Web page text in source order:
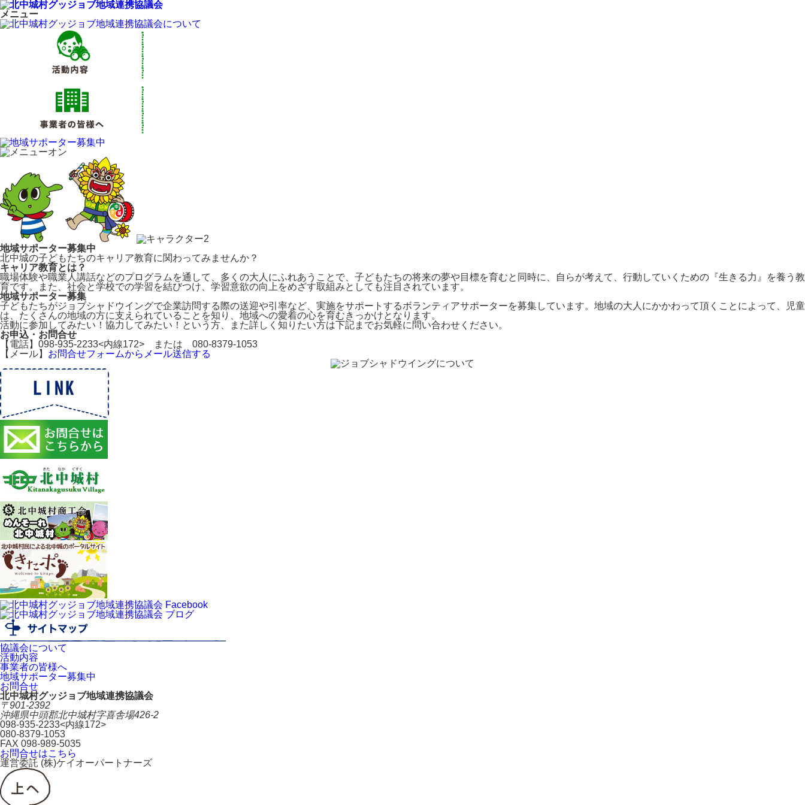
メニュー
地域サポーター募集中
北中城の子どもたちのキャリア教育に関わってみませんか？
キャリア教育とは？
職場体験や職業人講話などのプログラムを通して、多くの大人にふれあうことで、子どもたちの将来の夢や目標を育むと同時に、自らが考えて、行動していくための『生きる力』を養う教
育です。また、社会と学校での学習を結びつけ、学習意欲の向上をめざす取組みとしても注目されています。
地域サポーター募集
子どもたちがジョブシャドウイングで企業訪問する際の送迎や引率など、実施をサポートするボランティアサポーターを募集しています。地域の大人にかかわって頂くことによって、児童
は、たくさんの地域の方に支えられていることを知り、地域への愛着の心を育むきっかけとなります。
活動に参加してみたい！協力してみたい！という方、また詳しく知りたい方は下記までお気軽に問い合わせください。
お申込・お問合せ
【電話】 098-935-2233<内線172> または 080-8379-1053
【メール】 お問合せフォームからメール送信する
協議会について
活動内容
事業者の皆様へ
地域サポーター募集中
お問合せ
北中城村グッジョブ地域連携協議会
〒901-2392
沖縄県中頭郡北中城村字喜舎場426-2
098-935-2233<内線172>
080-8379-1053
FAX 098-989-5035
お問合せはこちら
運営委託 (株)ケイオーパートナーズ